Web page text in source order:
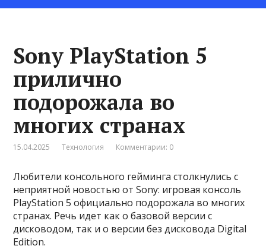
Sony PlayStation 5
прилично
подорожала во
многих странах
15.04.2025 Технология Комментарии: 0
Любители консольного гейминга столкнулись с
неприятной новостью от Sony: игровая консоль
PlayStation 5 официально подорожала во многих
странах. Речь идет как о базовой версии с
дисководом, так и о версии без дисковода Digital
Edition.